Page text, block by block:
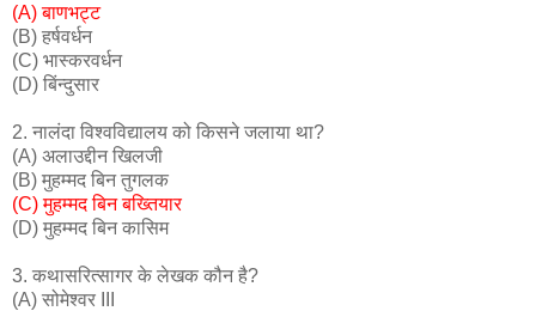
(A) बाणभट्ट
(B) हर्षवर्धन
(C) भास्करवर्धन
(D) बिंन्दुसार
2. नालंदा विश्वविद्यालय को किसने जलाया था?
(A) अलाउद्दीन खिलजी
(B) मुहम्मद बिन तुगलक
(C) मुहम्मद बिन बख्तियार
(D) मुहम्मद बिन कासिम
3. कथासरित्सागर के लेखक कौन है?
(A) सोमेश्वर III